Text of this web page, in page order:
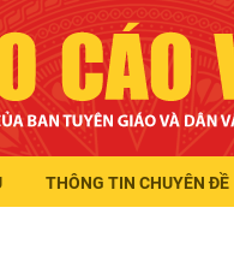
THÔNG TIN CHUYÊN ĐỀ